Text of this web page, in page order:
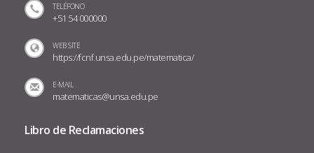
TELÉFONO
+51 54 000000
WEB SITE
https://fcnf.unsa.edu.pe/matematica/
E-MAIL
matematicas@unsa.edu.pe
Libro de Reclamaciones